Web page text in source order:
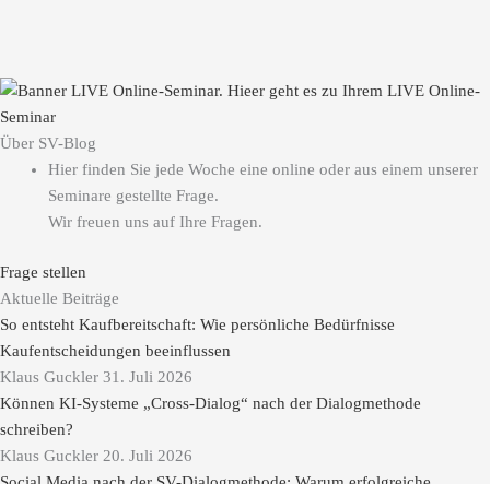
Über SV-Blog
Hier finden Sie jede Woche eine online oder aus einem unserer
Seminare gestellte Frage.
Wir freuen uns auf Ihre Fragen.
Frage stellen
Aktuelle Beiträge
So entsteht Kaufbereitschaft: Wie persönliche Bedürfnisse
Kaufentscheidungen beeinflussen
Klaus Guckler 31. Juli 2026
Können KI-Systeme „Cross-Dialog“ nach der Dialogmethode
schreiben?
Klaus Guckler 20. Juli 2026